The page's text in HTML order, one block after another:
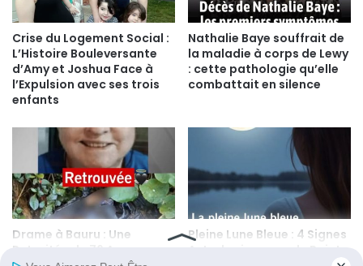
Crise du Logement Social :
L’Histoire Bouleversante
d’Amy et Joshua Face à
l’Expulsion avec ses trois
enfants
Nathalie Baye souffrait de
la maladie à corps de Lewy
: cette pathologie qu’elle
combattait en silence
Drame à Bauru : Une
Retraitée de 76 Ans
Pleine Lune Bleue : 4 Signes